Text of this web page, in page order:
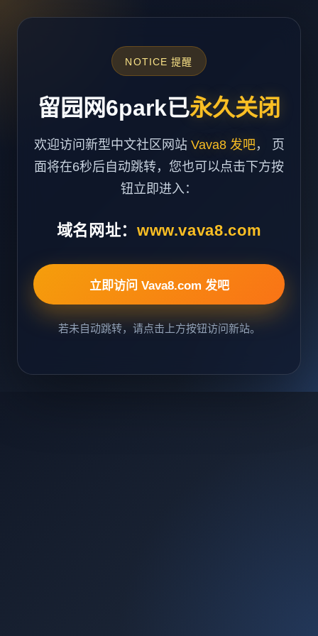
NOTICE 提醒
留园网6park已永久关闭
欢迎访问新型中文社区网站 Vava8 发吧， 页
面将在6秒后自动跳转，您也可以点击下方按
钮立即进入：
域名网址： www.vava8.com
立即访问 Vava8.com 发吧
若未自动跳转，请点击上方按钮访问新站。